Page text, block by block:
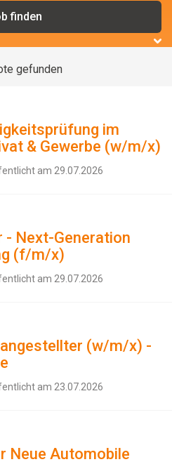
gefunden
im
& Gewerbe (w/m/x)
am 29.07.2026
- Next-Generation
(f/m/x)
am 29.07.2026
(w/m/x) -
am 23.07.2026
Neue Automobile